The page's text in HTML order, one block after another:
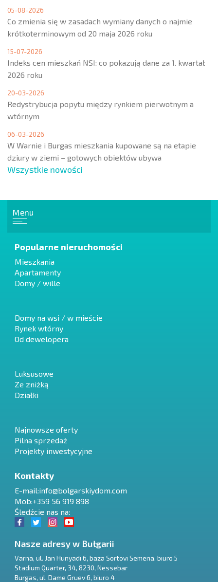
05-08-2026
Co zmienia się w zasadach wymiany danych o najmie
krótkoterminowym od 20 maja 2026 roku
15-07-2026
Indeks cen mieszkań NSI: co pokazują dane za 1. kwartał
2026 roku
20-03-2026
Redystrybucja popytu między rynkiem pierwotnym a
wtórnym
06-03-2026
W Warnie i Burgas mieszkania kupowane są na etapie
dziury w ziemi – gotowych obiektów ubywa
Wszystkie nowości
Menu
Popularne nieruchomości
Mieszkania
Apartamenty
Domy / wille
Domy na wsi / w mieście
Rynek wtórny
Od dewelopera
Luksusowe
Ze zniżką
Działki
Najnowsze oferty
Pilna sprzedaż
Projekty inwestycyjne
Kontakty
E-mail:info@bolgarskiydom.com
Mob:+359 56 919 898
Śledźcie nas na:
Nasze adresy w Bułgarii
Varna, ul. Jan Hunyadi 6, baza Sortovi Semena, biuro 5
Stadium Quarter, 34, 8230, Nessebar
Burgas, ul. Dame Gruev 6, biuro 4